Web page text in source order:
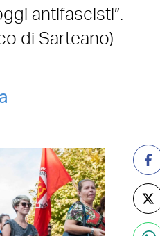
antifascisti”.
di Sarteano)